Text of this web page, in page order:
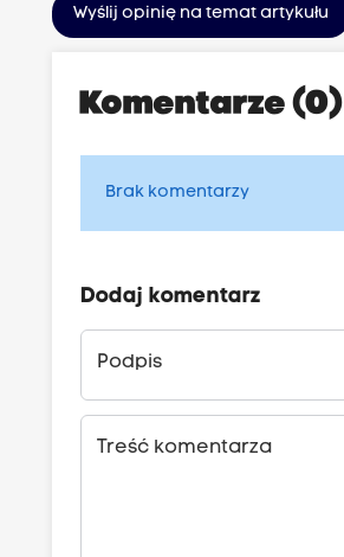
Wyślij opinię na temat artykułu
Komentarze (0)
Brak komentarzy
Dodaj komentarz
Podpis
Treść komentarza